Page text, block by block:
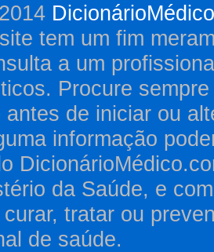
tem um fim
a um
Procure
antes de iniciar ou
informação
da Saúde, e
tratar ou
de saúde.